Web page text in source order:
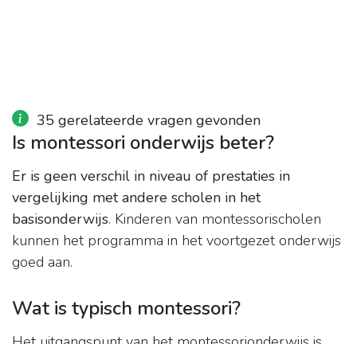
35 gerelateerde vragen gevonden
Is montessori onderwijs beter?
Er is geen verschil in niveau of prestaties in
vergelijking met andere scholen in het
basisonderwijs. Kinderen van montessorischolen
kunnen het programma in het voortgezet onderwijs
goed aan.
Wat is typisch montessori?